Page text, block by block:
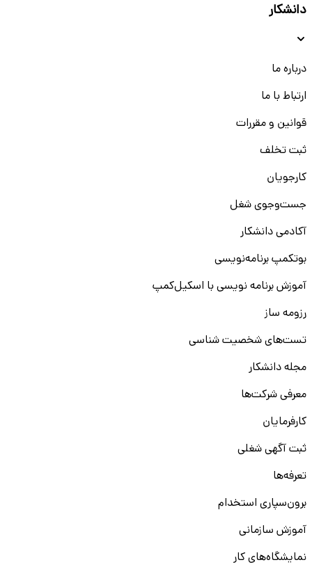
دانشکار
درباره ما
ارتباط با ما
قوانین و مقررات
ثبت تخلف
کارجویان
جست‌و‌جوی شغل
آکادمی دانشکار
بوتکمپ برنامه‌نویسی
آموزش برنامه نویسی با اسکیل‌کمپ
رزومه ساز
تست‌های شخصیت شناسی
مجله دانشکار
معرفی شرکت‌ها
کارفرمایان
ثبت آگهی شغلی
تعرفه‌ها
برون‌سپاری استخدام
آموزش سازمانی
نمایشگاه‌های کار